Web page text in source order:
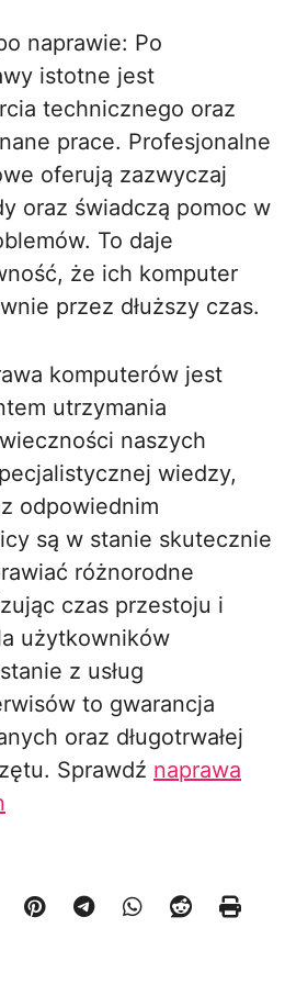
naprawie: Po
istotne jest
technicznego oraz
prace. Profesjonalne
oferują zazwyczaj
oraz świadczą pomoc w
To daje
że ich komputer
przez dłuższy czas.
komputerów jest
utrzymania
naszych
wiedzy,
odpowiednim
są w stanie skutecznie
różnorodne
czas przestoju i
użytkowników
z usług
to gwarancja
oraz długotrwałej
Sprawdź naprawa